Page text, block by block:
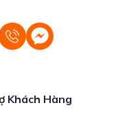
Khách Hàng